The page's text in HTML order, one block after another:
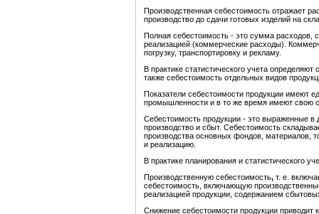
Производственная себестоимость отражает
производство до сдачи готовых изделий на
Полная себестоимость - это сумма расходов,
реализацией (коммерческие расходы).
погрузку, транспортировку и рекламу.
В практике статистического учета
также себестоимость отдельных видов
Показатели себестоимости продукции имеют
промышленности и в то же время имеют свою
Себестоимость продукции - это выраженные
производство и сбыт. Себестоимость
производства основных фондов, материалов,
и реализацию.
В практике планирования и статистического
Производственную себестоимость, т. е.
себестоимость, включающую
реализацией продукции, содержанием
Снижение себестоимости продукции приводит